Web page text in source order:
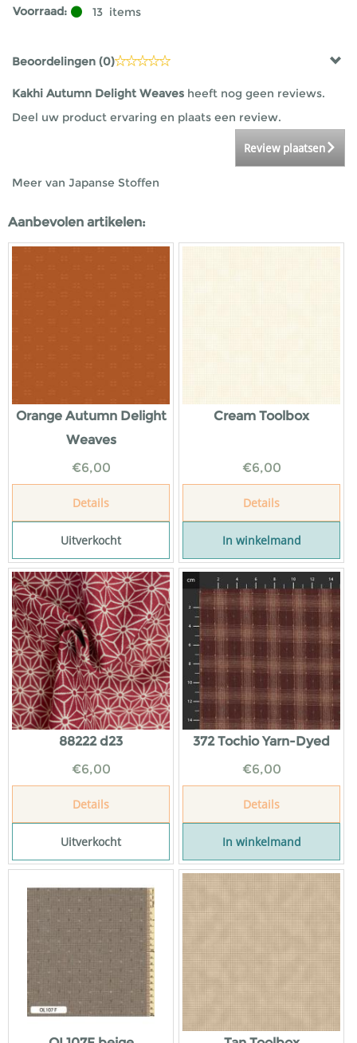
Voorraad: 13 items
Beoordelingen (0)
Kakhi Autumn Delight Weaves heeft nog geen reviews.
Deel uw product ervaring en plaats een review.
Review plaatsen
Meer van Japanse Stoffen
Aanbevolen artikelen:
Orange Autumn Delight
Weaves
€6,00
Details
Uitverkocht
Cream Toolbox
€6,00
Details
In winkelmand
88222 d23
€6,00
Details
Uitverkocht
372 Tochio Yarn-Dyed
€6,00
Details
In winkelmand